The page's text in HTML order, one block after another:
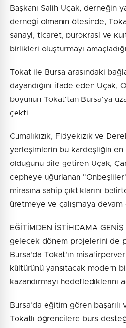
Başkanı Salih Uçak, derneğin
derneği olmanın ötesinde,
sanayi, ticaret, bürokrasi ve
birlikleri oluşturmayı
Tokat ile Bursa arasındaki
dayandığını ifade eden Uçak,
boyunun Tokat'tan Bursa'ya
çekti.
Cumalıkızık, Fidyekızık ve
yerleşimlerin bu kardeşliğin en
olduğunu dile getiren Uçak,
cepheye uğurlanan "Onbeşliler"
mirasına sahip çıktıklarını
üretmeye ve çalışmaya
EĞİTİMDEN İSTİHDAMA
gelecek dönem projelerini de
Bursa'da Tokat'ın
kültürünü yansıtacak modern
kazandırmayı hedeflediklerini
Bursa'da eğitim gören başarılı
Tokatlı öğrencilere burs